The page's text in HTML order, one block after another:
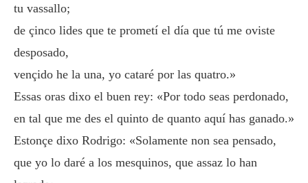
tu vassallo;
de çinco lides que te prometí el día que tú me oviste
desposado,
vençido he la una, yo cataré por las quatro.»
Essas oras dixo el buen rey: «Por todo seas perdonado,
en tal que me des el quinto de quanto aquí has ganado.»
Estonçe dixo Rodrigo: «Solamente non sea pensado,
que yo lo daré a los mesquinos, que assaz lo han